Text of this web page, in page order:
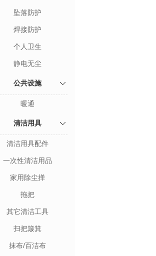
坠落防护
焊接防护
个人卫生
静电无尘
公共设施
暖通
清洁用具
清洁用具配件
一次性清洁用品
家用除尘掸
拖把
其它清洁工具
扫把簸箕
抹布/百洁布